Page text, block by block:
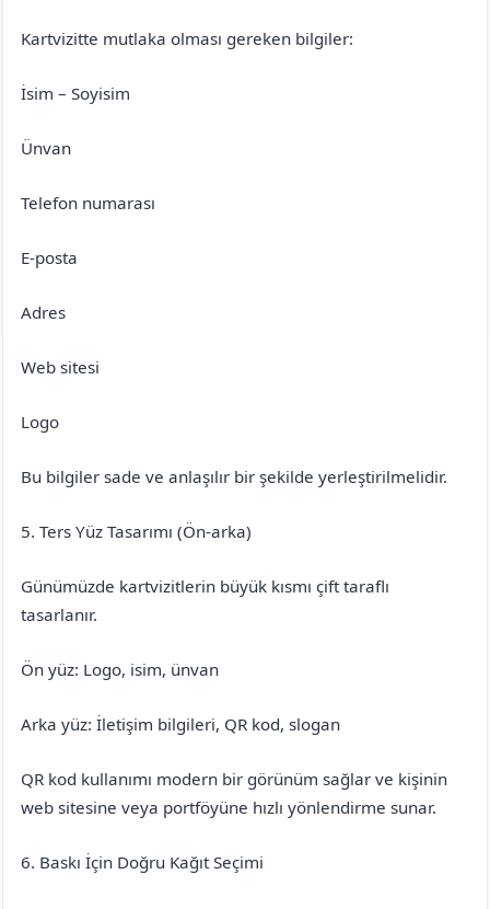
Kartvizitte mutlaka olması gereken bilgiler:
İsim – Soyisim
Ünvan
Telefon numarası
E-posta
Adres
Web sitesi
Logo
Bu bilgiler sade ve anlaşılır bir şekilde yerleştirilmelidir.
5. Ters Yüz Tasarımı (Ön-arka)
Günümüzde kartvizitlerin büyük kısmı çift taraflı
tasarlanır.
Ön yüz: Logo, isim, ünvan
Arka yüz: İletişim bilgileri, QR kod, slogan
QR kod kullanımı modern bir görünüm sağlar ve kişinin
web sitesine veya portföyüne hızlı yönlendirme sunar.
6. Baskı İçin Doğru Kağıt Seçimi